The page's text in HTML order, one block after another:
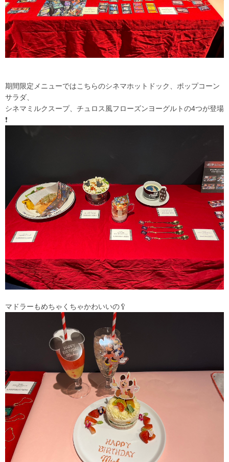
期間限定メニューではこちらのシネマホットドック、ポップコーン
サラダ、
シネマミルクスープ、チュロス風フローズンヨーグルトの4つが登場
❗️
マドラーもめちゃくちゃかわいいの🥄